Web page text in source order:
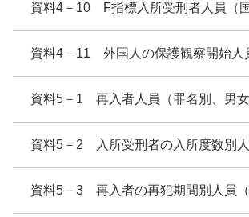
資料4－10 F指標入所受刑者人員（国
資料4－11 外国人の保護観察開始人
資料5－1 再入者人員（罪名別、男女
資料5－2 入所受刑者の入所度数別人
資料5－3 再入者の再犯期間別人員（